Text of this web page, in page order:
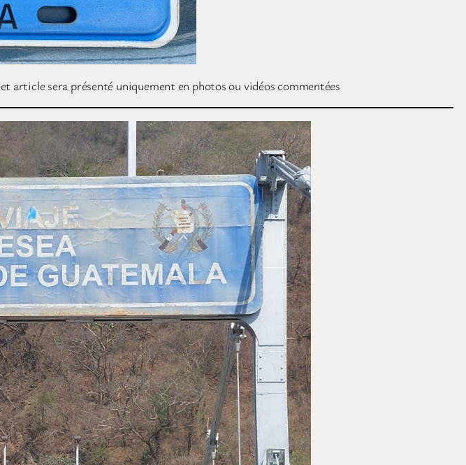
article sera présenté uniquement en photos ou vidéos commentées